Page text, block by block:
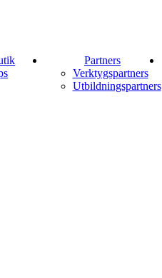
Partners
Verktygspartners
Utbildningspartners